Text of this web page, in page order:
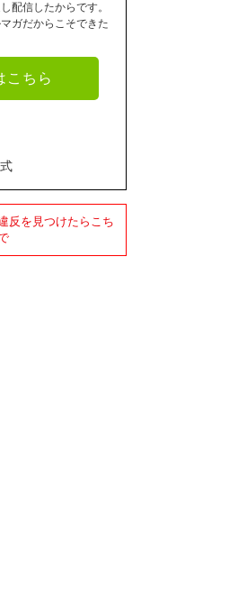
配信したからです。
ガだからこそできた
こちら
反を見つけたらこち